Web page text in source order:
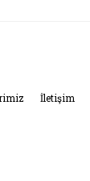
İletişim